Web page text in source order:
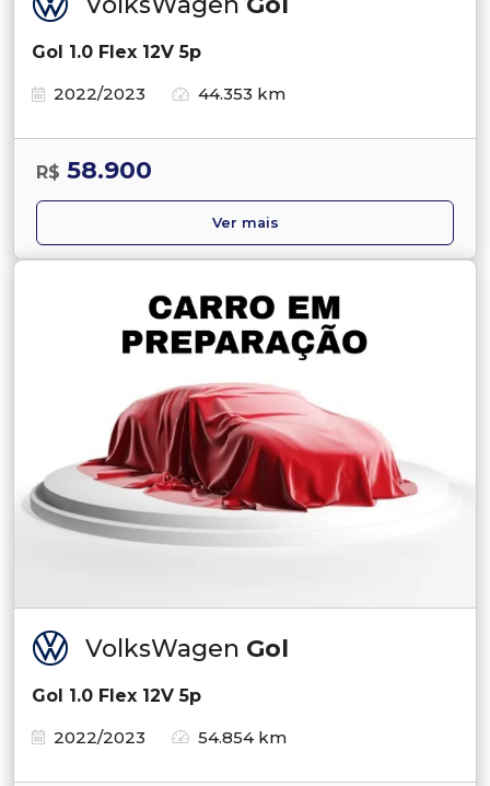
Gol 1.0 Flex 12V 5p
2022/2023
44.353 km
R$ 58.900
Ver mais
VolksWagen Gol
Gol 1.0 Flex 12V 5p
2022/2023
54.854 km